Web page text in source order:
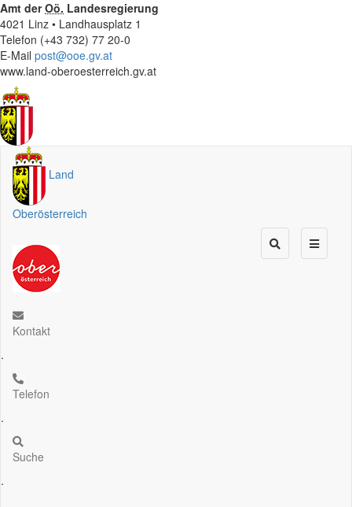
Amt derOö. Landesregierung
4021 Linz • Landhausplatz 1
Telefon (+43 732) 77 20-0
E-Mail post@ooe.gv.at
www.land-oberoesterreich.gv.at
Land
Oberösterreich
Kontakt
.
Telefon
.
Suche
.